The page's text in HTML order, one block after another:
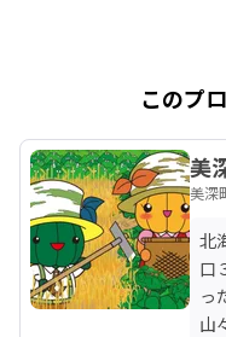
このプ
美
美深
北
口
っ
山